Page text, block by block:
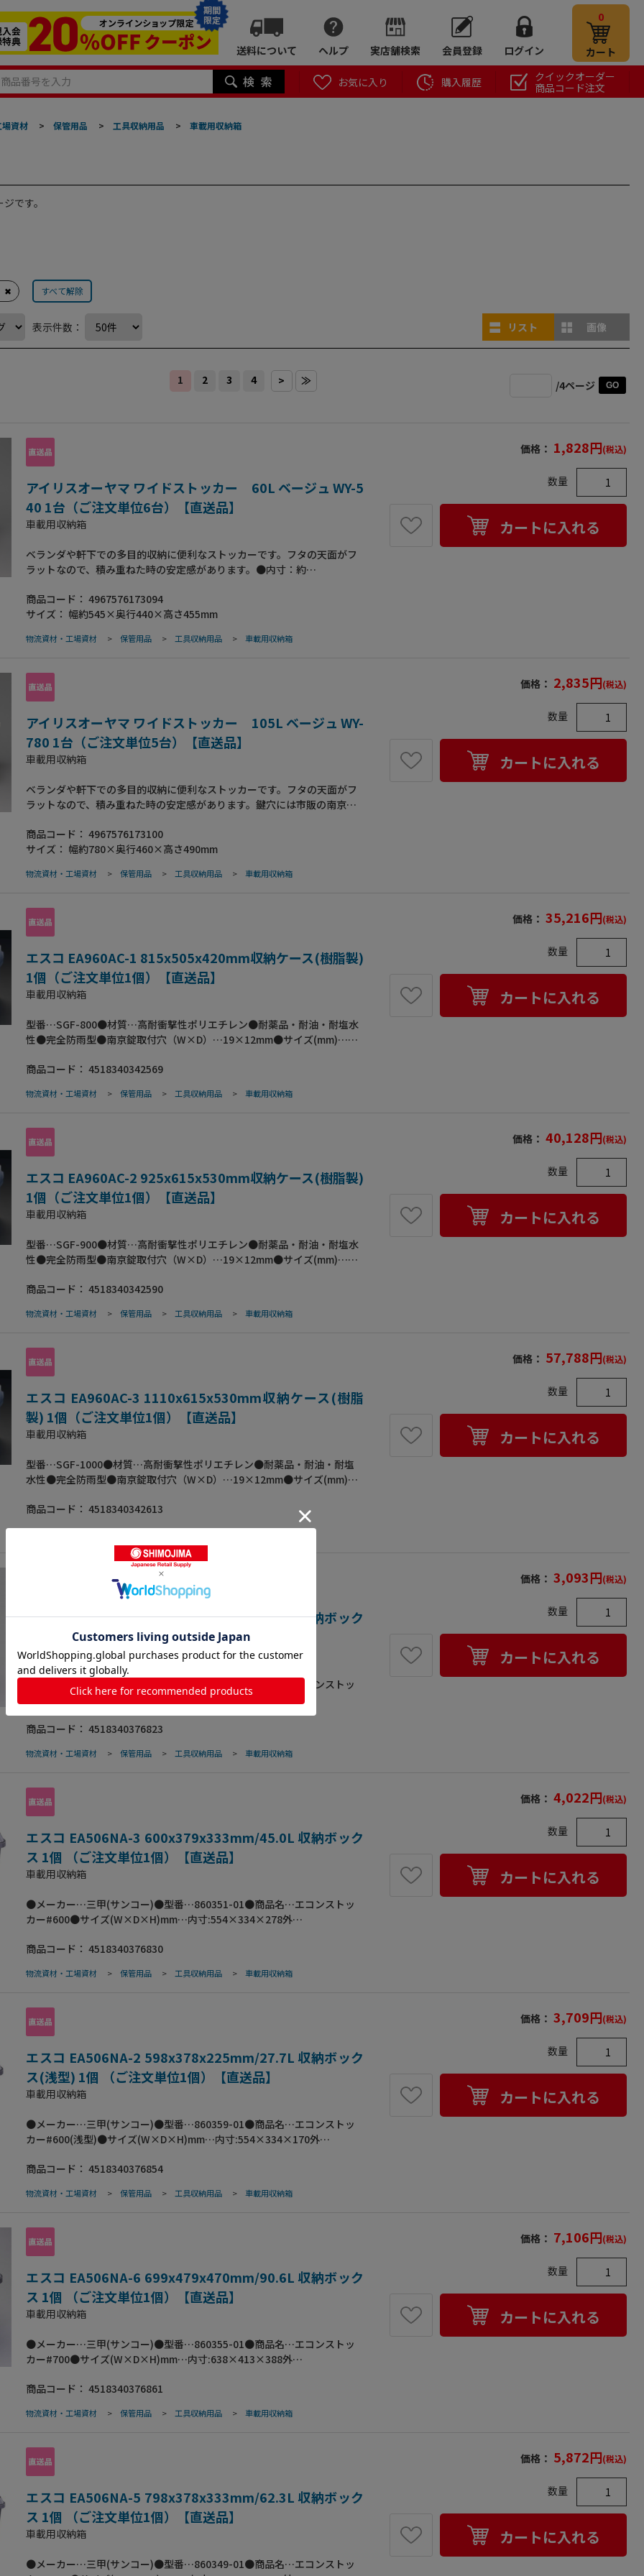
期間
限定
送料について ヘルプ 実店舗検索 会員登録 ログイン
0
カート
お気に入り 購入履歴
クイックオーダー
商品コード注文
資材 > 保管用品 > 工具収納用品 > 車載用収納箱
です。
✖ すべて解除
表示件数： リスト 画像
1 2 3 4 > ≫ /4ページ GO
アイリスオーヤマ ワイドストッカー 60L ベージュ WY-5
40 1台（ご注文単位6台）【直送品】
車載用収納箱
ベランダや軒下での多目的収納に便利なストッカーです。フタの天面がフ
ラットなので、積み重ねた時の安定感があります。●内寸：約
量：約60L（本体）●収納の目安：一般的な20Lのポリタンク2個
商品コード： 4967576173094
サイズ： 幅約545×奥行440×高さ455mm
物流資材・工場資材 > 保管用品 > 工具収納用品 > 車載用収納箱
価格： 1,828円(税込)
数量
カートに入れる
アイリスオーヤマ ワイドストッカー 105L ベージュ WY-
780 1台（ご注文単位5台）【直送品】
車載用収納箱
ベランダや軒下での多目的収納に便利なストッカーです。フタの天面がフ
ラットなので、積み重ねた時の安定感があります。鍵穴には市販の南京錠
寸：約695×375×370mm（本体）、695×375×440mm（フタ取付時）
●容量：約105L（本体）●収納の目安：一般的な18Lのポリタンク4個、一
商品コード： 4967576173100
サイズ： 幅約780×奥行460×高さ490mm
物流資材・工場資材 > 保管用品 > 工具収納用品 > 車載用収納箱
価格： 2,835円(税込)
数量
カートに入れる
エスコ EA960AC-1 815x505x420mm収納ケース(樹脂製)
1個（ご注文単位1個）【直送品】
車載用収納箱
型番…SGF-800●材質…高耐衝撃性ポリエチレン●耐薬品・耐油・耐塩水
性●完全防雨型●南京錠取付穴（W×D）…19×12mm●サイズ(mm)…外
…10.5●梱包サイズ:825×515×430●梱包重量11000g
商品コード： 4518340342569
物流資材・工場資材 > 保管用品 > 工具収納用品 > 車載用収納箱
価格： 35,216円(税込)
数量
カートに入れる
エスコ EA960AC-2 925x615x530mm収納ケース(樹脂製)
1個（ご注文単位1個）【直送品】
車載用収納箱
型番…SGF-900●材質…高耐衝撃性ポリエチレン●耐薬品・耐油・耐塩水
性●完全防雨型●南京錠取付穴（W×D）…19×12mm●サイズ(mm)…外
…15.5●梱包サイズ:935×625×540●梱包重量16000g
商品コード： 4518340342590
物流資材・工場資材 > 保管用品 > 工具収納用品 > 車載用収納箱
価格： 40,128円(税込)
数量
カートに入れる
エスコ EA960AC-3 1110x615x530mm収納ケース(樹脂
製) 1個（ご注文単位1個）【直送品】
車載用収納箱
型番…SGF-1000●材質…高耐衝撃性ポリエチレン●耐薬品・耐油・耐塩
水性●完全防雨型●南京錠取付穴（W×D）…19×12mm●サイズ(mm)…
(kg)…18●梱包サイズ:1120×630×540●梱包重量18000g
商品コード： 4518340342613
価格： 57,788円(税込)
数量
カートに入れる
エスコ EA506NA-1 398x379x333mm/27.7L 収納ボック
ス 1個 （ご注文単位1個）【直送品】
車載用収納箱
●メーカー…三甲(サンコー)●型番…860353-01●商品名…エコンストッ
カー#400●サイズ(W×D×H)mm…内寸:354×334×278外
寸:398×379×333●有効内寸(mm)…292×286×275●重量…1.8kg●入
数…1個●材質…ポリプロピレン●容量…27.7L●色…ブラック●南京錠に
カップが置ける凹み形状を設けております｡●フタの裏にフックが取り付け
80kgあるため､イスや踏み台としても使えます｡
商品コード： 4518340376823
物流資材・工場資材 > 保管用品 > 工具収納用品 > 車載用収納箱
価格： 3,093円(税込)
数量
カートに入れる
エスコ EA506NA-3 600x379x333mm/45.0L 収納ボック
ス 1個 （ご注文単位1個）【直送品】
車載用収納箱
●メーカー…三甲(サンコー)●型番…860351-01●商品名…エコンストッ
カー#600●サイズ(W×D×H)mm…内寸:554×334×278外
数…1個●材質…ポリプロピレン●容量…45.0L●色…ブラック●南京錠に
カップが置ける凹み形状を設けております｡●フタの裏にフックが取り付け
80kgあるため､イスや踏み台としても使えます｡
商品コード： 4518340376830
物流資材・工場資材 > 保管用品 > 工具収納用品 > 車載用収納箱
価格： 4,022円(税込)
数量
カートに入れる
エスコ EA506NA-2 598x378x225mm/27.7L 収納ボック
ス(浅型) 1個 （ご注文単位1個）【直送品】
車載用収納箱
●メーカー…三甲(サンコー)●型番…860359-01●商品名…エコンストッ
カー#600(浅型)●サイズ(W×D×H)mm…内寸:554×334×170外
数…1個●材質…ポリプロピレン●容量…27.7L●色…ブラック●南京錠に
カップが置ける凹み形状を設けております｡●フタの裏にフックが取り付け
80kgあるため､イスや踏み台としても使えます｡
商品コード： 4518340376854
物流資材・工場資材 > 保管用品 > 工具収納用品 > 車載用収納箱
価格： 3,709円(税込)
数量
カートに入れる
エスコ EA506NA-6 699x479x470mm/90.6L 収納ボック
ス 1個 （ご注文単位1個）【直送品】
車載用収納箱
●メーカー…三甲(サンコー)●型番…860355-01●商品名…エコンストッ
カー#700●サイズ(W×D×H)mm…内寸:638×413×388外
数…1個●材質…ポリプロピレン●容量…90.6L●色…ブラック●南京錠に
カップが置ける凹み形状を設けております｡●フタの裏にフックが取り付け
80kgあるため､イスや踏み台としても使えます｡
商品コード： 4518340376861
物流資材・工場資材 > 保管用品 > 工具収納用品 > 車載用収納箱
価格： 7,106円(税込)
数量
カートに入れる
エスコ EA506NA-5 798x378x333mm/62.3L 収納ボック
ス 1個 （ご注文単位1個）【直送品】
車載用収納箱
●メーカー…三甲(サンコー)●型番…860349-01●商品名…エコンストッ
価格： 5,872円(税込)
数量
カートに入れる